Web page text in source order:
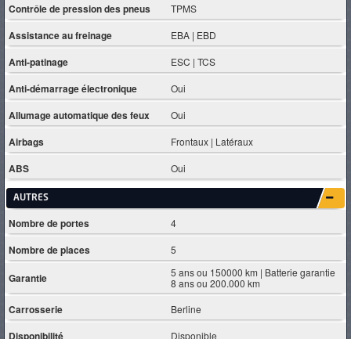
Contrôle de pression des pneus TPMS
Assistance au freinage EBA | EBD
Anti-patinage ESC | TCS
Anti-démarrage électronique Oui
Allumage automatique des feux Oui
Airbags Frontaux | Latéraux
ABS Oui
AUTRES
Nombre de portes 4
Nombre de places 5
Garantie
5 ans ou 150000 km | Batterie garantie
8 ans ou 200.000 km
Carrosserie Berline
Disponibilité Disponible